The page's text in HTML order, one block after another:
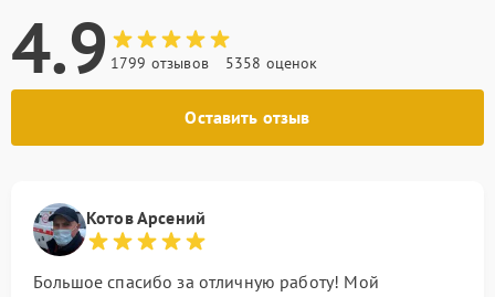
4.9 1799 отзывов 5358 оценок
Оставить отзыв
Котов Арсений
Большое спасибо за отличную работу! Мой